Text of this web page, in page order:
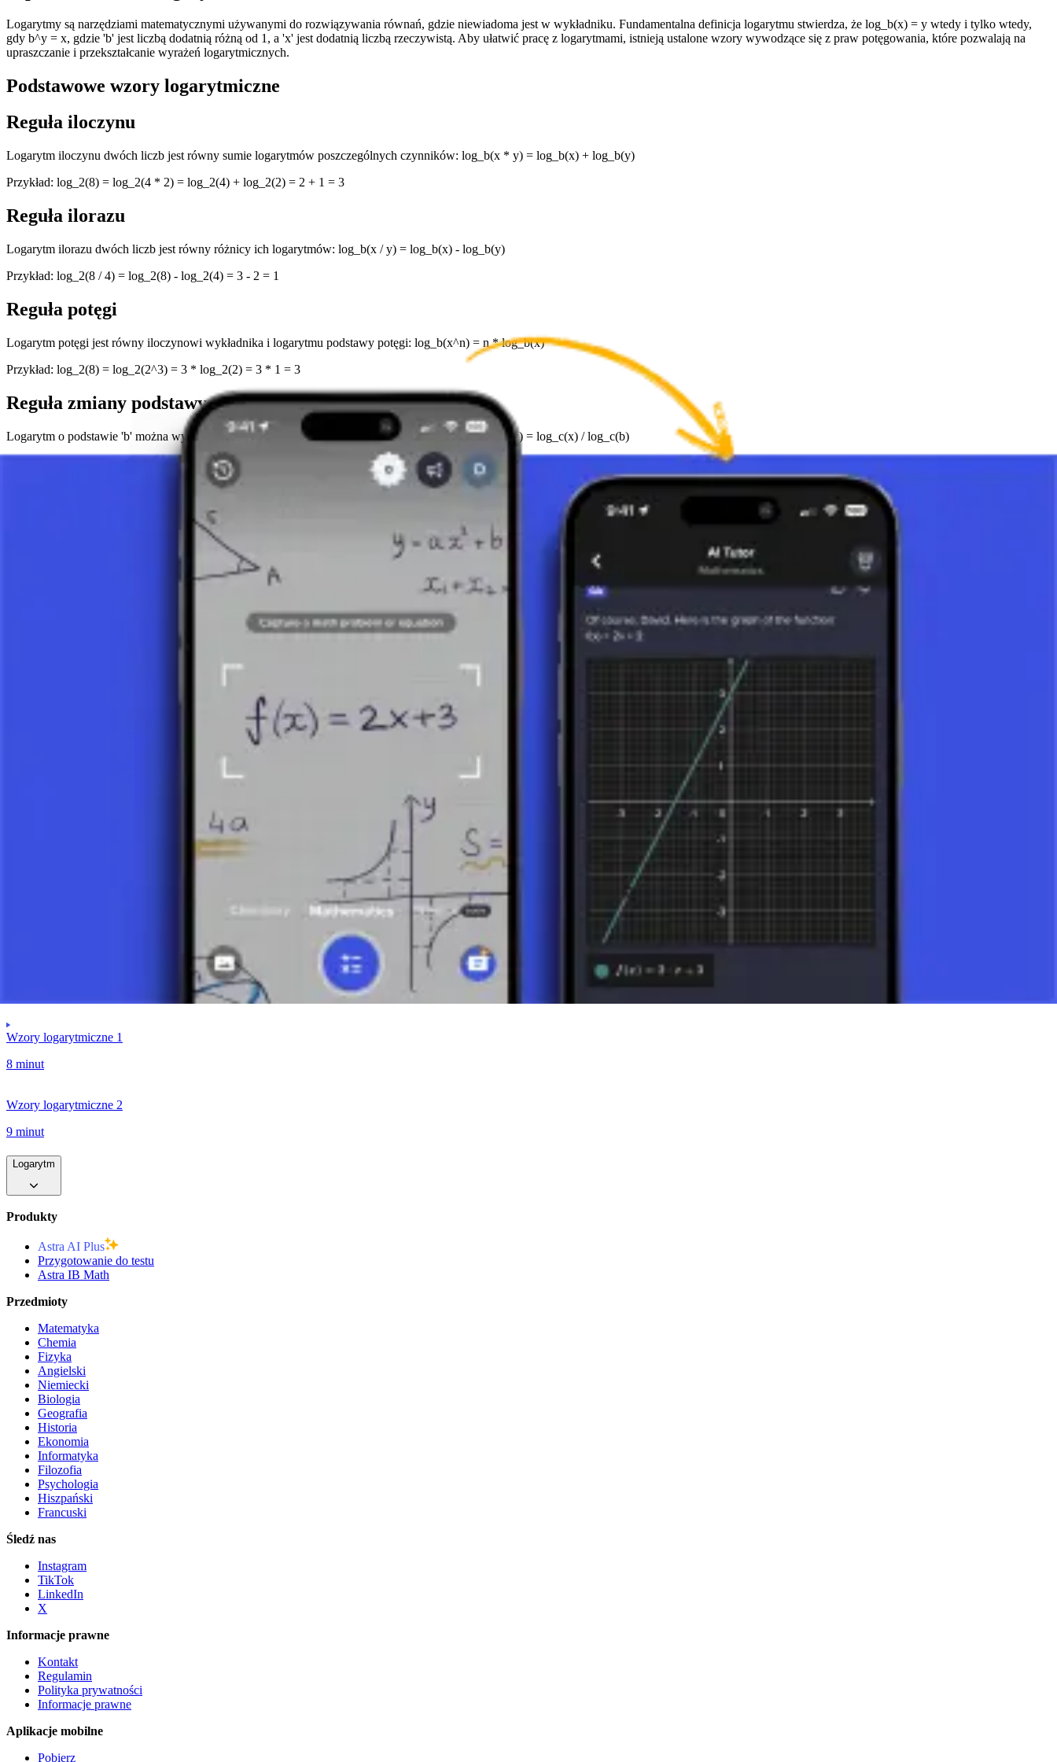
Logarytmy są narzędziami matematycznymi używanymi do rozwiązywania równań, gdzie niewiadoma jest w wykładniku. Fundamentalna definicja logarytmu stwierdza, że log_b(x) = y wtedy i tylko wtedy,
gdy b^y = x, gdzie 'b' jest liczbą dodatnią różną od 1, a 'x' jest dodatnią liczbą rzeczywistą. Aby ułatwić pracę z logarytmami, istnieją ustalone wzory wywodzące się z praw potęgowania, które pozwalają na
upraszczanie i przekształcanie wyrażeń logarytmicznych.
Podstawowe wzory logarytmiczne
Reguła iloczynu
Logarytm iloczynu dwóch liczb jest równy sumie logarytmów poszczególnych czynników: log_b(x * y) = log_b(x) + log_b(y)
Przykład: log_2(8) = log_2(4 * 2) = log_2(4) + log_2(2) = 2 + 1 = 3
Reguła ilorazu
Logarytm ilorazu dwóch liczb jest równy różnicy ich logarytmów: log_b(x / y) = log_b(x) - log_b(y)
Przykład: log_2(8 / 4) = log_2(8) - log_2(4) = 3 - 2 = 1
Reguła potęgi
Logarytm potęgi jest równy iloczynowi wykładnika i logarytmu podstawy potęgi: log_b(x^n) = n * log_b(x)
Przykład: log_2(8) = log_2(2^3) = 3 * log_2(2) = 3 * 1 = 3
Reguła zmiany podstawy
Logarytm o podstawie 'b' można wyrazić za pomocą logarytmu o dowolnej innej podstawie 'c': log_b(x) = log_c(x) / log_c(b)
Przykład: log_2(8) = log_10(8) / log_10(2) ≈ 0,903 / 0,301 ≈ 3
Logarytm jedności i logarytm podstawy
Przykłady: log_2(1) = 0, log_2(2) = 1
Związek z funkcjami wykładniczymi
Logarytm jest funkcją odwrotną do funkcji wykładniczej. Oznacza to: Jeśli b^y = x, to y = log_b(x).
Wzory logarytmiczne są fundamentalne dla zrozumienia i pracy z logarytmami. Umożliwiają nam:
Konwersję między różnymi podstawami logarytmów
Znajomość tych wzorów zapewnia nam potężniejsze narzędzie do opanowania wyrażeń wykładniczych i szerszego rozumienia matematyki.
Wzory logarytmiczne 1
8 minut
Wzory logarytmiczne 2
9 minut
Logarytm
Produkty
Astra AI Plus
Przygotowanie do testu
Astra IB Math
Przedmioty
Matematyka
Chemia
Fizyka
Angielski
Niemiecki
Biologia
Geografia
Historia
Ekonomia
Informatyka
Filozofia
Psychologia
Hiszpański
Francuski
Śledź nas
Instagram
TikTok
LinkedIn
X
Informacje prawne
Kontakt
Regulamin
Polityka prywatności
Informacje prawne
Aplikacje mobilne
Pobierz